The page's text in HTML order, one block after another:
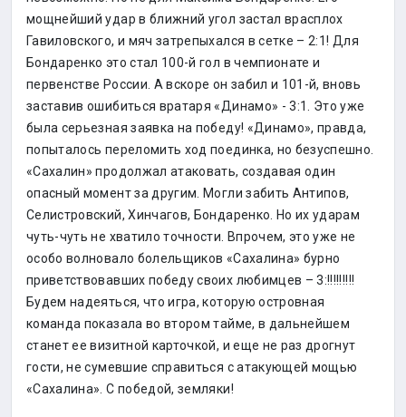
мощнейший удар в ближний угол застал врасплох
Гавиловского, и мяч затрепыхался в сетке – 2:1! Для
Бондаренко это стал 100-й гол в чемпионате и
первенстве России. А вскоре он забил и 101-й, вновь
заставив ошибиться вратаря «Динамо» - 3:1. Это уже
была серьезная заявка на победу! «Динамо», правда,
попыталось переломить ход поединка, но безуспешно.
«Сахалин» продолжал атаковать, создавая один
опасный момент за другим. Могли забить Антипов,
Селистровский, Хинчагов, Бондаренко. Но их ударам
чуть-чуть не хватило точности. Впрочем, это уже не
особо волновало болельщиков «Сахалина» бурно
приветствовавших победу своих любимцев – 3:!!!!!!!!!
Будем надеяться, что игра, которую островная
команда показала во втором тайме, в дальнейшем
станет ее визитной карточкой, и еще не раз дрогнут
гости, не сумевшие справиться с атакующей мощью
«Сахалина». С победой, земляки!